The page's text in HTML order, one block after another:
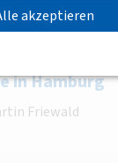
akzeptieren
- 20:00
Hamburg
in Hamburg
Friewald